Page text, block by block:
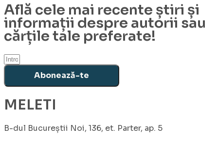
Află cele mai recente știri și
informații despre autorii sau
cărțile tale preferate!
Abonează-te
MELETI
B-dul Bucureștii Noi, 136, et. Parter, ap. 5